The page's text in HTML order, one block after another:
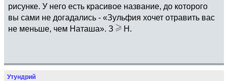
рисунке. У него есть красивое название, до которого
вы сами не догадались - «Зульфия хочет отравить вас
не меньше, чем Наташа». З
Н.
Утундрий